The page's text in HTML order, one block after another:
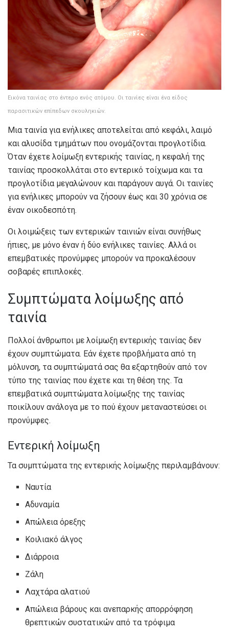
Εικόνα ταινίας στο έντερο ενός ατόμου. Οι ταινίες είναι ένα είδος
παρασιτικών επίπεδων σκουληκιών.
Μια ταινία για ενήλικες αποτελείται από κεφάλι, λαιμό
και αλυσίδα τμημάτων που ονομάζονται προγλοτίδια.
Όταν έχετε λοίμωξη εντερικής ταινίας, η κεφαλή της
ταινίας προσκολλάται στο εντερικό τοίχωμα και τα
προγλοτίδια μεγαλώνουν και παράγουν αυγά. Οι ταινίες
για ενήλικες μπορούν να ζήσουν έως και 30 χρόνια σε
έναν οικοδεσπότη.
Οι λοιμώξεις των εντερικών ταινιών είναι συνήθως
ήπιες, με μόνο έναν ή δύο ενήλικες ταινίες. Αλλά οι
επεμβατικές προνύμφες μπορούν να προκαλέσουν
σοβαρές επιπλοκές.
Συμπτώματα λοίμωξης από
ταινία
Πολλοί άνθρωποι με λοίμωξη εντερικής ταινίας δεν
έχουν συμπτώματα. Εάν έχετε προβλήματα από τη
μόλυνση, τα συμπτώματά σας θα εξαρτηθούν από τον
τύπο της ταινίας που έχετε και τη θέση της. Τα
επεμβατικά συμπτώματα λοίμωξης της ταινίας
ποικίλουν ανάλογα με το πού έχουν μεταναστεύσει οι
προνύμφες.
Εντερική λοίμωξη
Τα συμπτώματα της εντερικής λοίμωξης περιλαμβάνουν:
Ναυτία
Αδυναμία
Απώλεια όρεξης
Κοιλιακό άλγος
Διάρροια
Ζάλη
Λαχτάρα αλατιού
Απώλεια βάρους και ανεπαρκής απορρόφηση
θρεπτικών συστατικών από τα τρόφιμα